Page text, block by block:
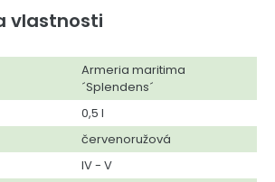
vlastnosti
Armeria maritima
´Splendens´
0,5 l
červenoružová
IV - V